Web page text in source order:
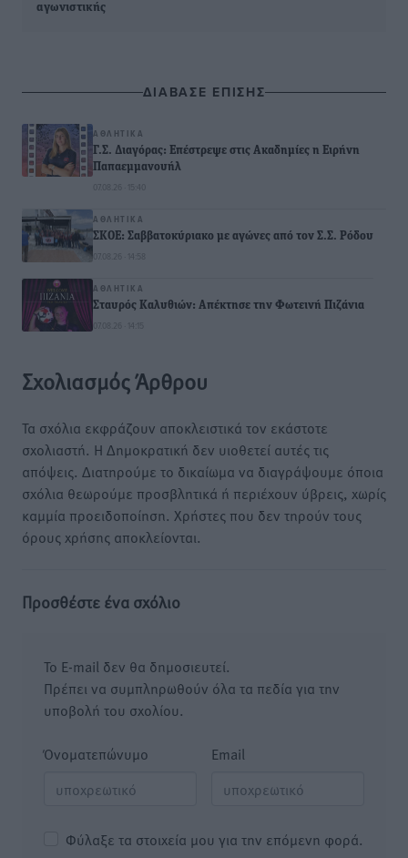
αγωνιστικής
ΔΙΑΒΑΣΕ ΕΠΙΣΗΣ
ΑΘΛΗΤΙΚΆ
Γ.Σ. Διαγόρας: Επέστρεψε στις Ακαδημίες η Ειρήνη
Παπαεμμανουήλ
07.08.26 · 15:40
ΑΘΛΗΤΙΚΆ
ΣΚΟΕ: Σαββατοκύριακο με αγώνες από τον Σ.Σ. Ρόδου
07.08.26 · 14:58
ΑΘΛΗΤΙΚΆ
Σταυρός Καλυθιών: Απέκτησε την Φωτεινή Πιζάνια
07.08.26 · 14:15
Σχολιασμός Άρθρου
Τα σχόλια εκφράζουν αποκλειστικά τον εκάστοτε
σχολιαστή. Η Δημοκρατική δεν υιοθετεί αυτές τις
απόψεις. Διατηρούμε το δικαίωμα να διαγράψουμε όποια
σχόλια θεωρούμε προσβλητικά ή περιέχουν ύβρεις, χωρίς
καμμία προειδοποίηση. Χρήστες που δεν τηρούν τους
όρους χρήσης αποκλείονται.
Προσθέστε ένα σχόλιο
Το E-mail δεν θα δημοσιευτεί.
Πρέπει να συμπληρωθούν όλα τα πεδία για την
υποβολή του σχολίου.
Όνοματεπώνυμο Email
Φύλαξε τα στοιχεία μου για την επόμενη φορά.